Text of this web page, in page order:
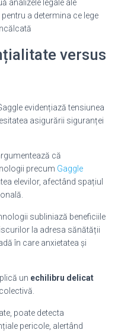
analizele legale ale
a determina ce lege
versus
evidențiază tensiunea
asigurării siguranței
că
precum Gaggle
elevilor, afectând spațiul
subliniază beneficiile
la adresa sănătății
în care anxietatea și
un echilibru delicat
poate detecta
pericole, alertând